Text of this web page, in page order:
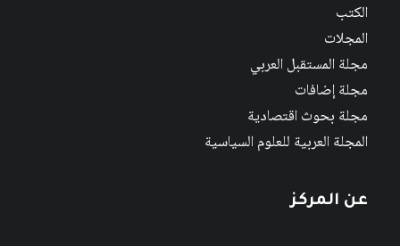
الكتب
المجلات
مجلة المستقبل العربي
مجلة إضافات
مجلة بحوث اقتصادية
المجلة العربية للعلوم السياسية
عن المركز